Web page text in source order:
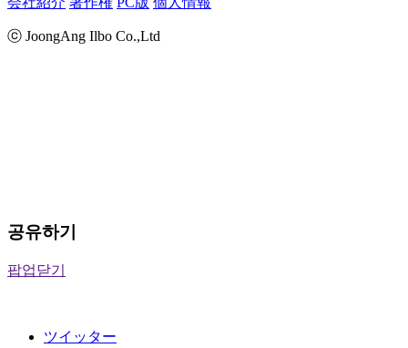
ⓒ JoongAng Ilbo Co.,Ltd
공유하기
팝업닫기
ツイッター